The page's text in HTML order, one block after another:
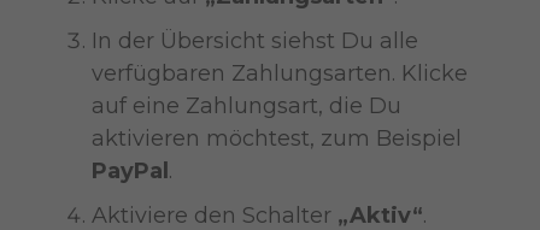
In der Übersicht siehst Du alle
verfügbaren Zahlungsarten. Klicke
auf eine Zahlungsart, die Du
aktivieren möchtest, zum Beispiel
PayPal .
Aktiviere den Schalter „Aktiv“.